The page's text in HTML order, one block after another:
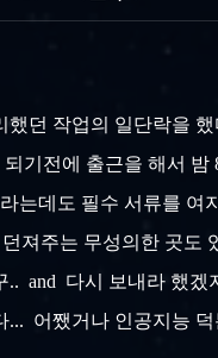
했던 작업의 일단락을 했
기전에 출근을 해서
는데도 필수 서류를
져주는 무성의한 곳도
.. and 다시 보내라 했
... 어쨌거나 인공지능